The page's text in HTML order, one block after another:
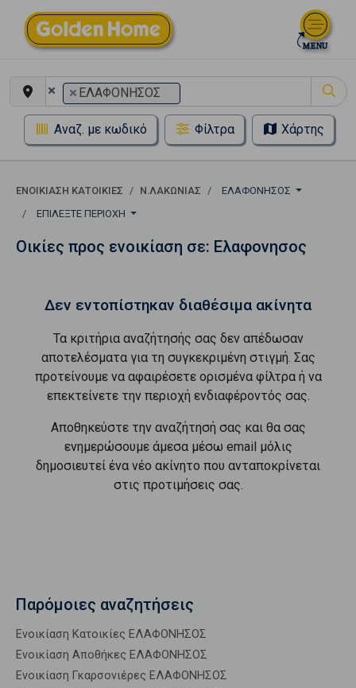
× × ΕΛΑΦΟΝΗΣΟΣ
Αναζ. με κωδικό Φίλτρα Χάρτης
ΕΝΟΙΚΊΑΣΗ ΚΑΤΟΙΚΊΕΣ Ν.ΛΑΚΩΝΙΑΣ
ΕΛΑΦΟΝΗΣΟΣ
ΕΠΙΛΈΞΤΕ ΠΕΡΙΟΧΉ
Οικίες προς ενοικίαση σε: Ελαφονησος
Δεν εντοπίστηκαν διαθέσιμα ακίνητα
Τα κριτήρια αναζήτησής σας δεν απέδωσαν
αποτελέσματα για τη συγκεκριμένη στιγμή. Σας
προτείνουμε να αφαιρέσετε ορισμένα φίλτρα ή να
επεκτείνετε την περιοχή ενδιαφέροντός σας.
Αποθηκεύστε την αναζήτησή σας και θα σας
ενημερώσουμε άμεσα μέσω email μόλις
δημοσιευτεί ένα νέο ακίνητο που ανταποκρίνεται
στις προτιμήσεις σας.
Παρόμοιες αναζητήσεις
Ενοικίαση Κατοικίες ΕΛΑΦΟΝΗΣΟΣ
Ενοικίαση Αποθήκες ΕΛΑΦΟΝΗΣΟΣ
Ενοικίαση Γκαρσονιέρες ΕΛΑΦΟΝΗΣΟΣ